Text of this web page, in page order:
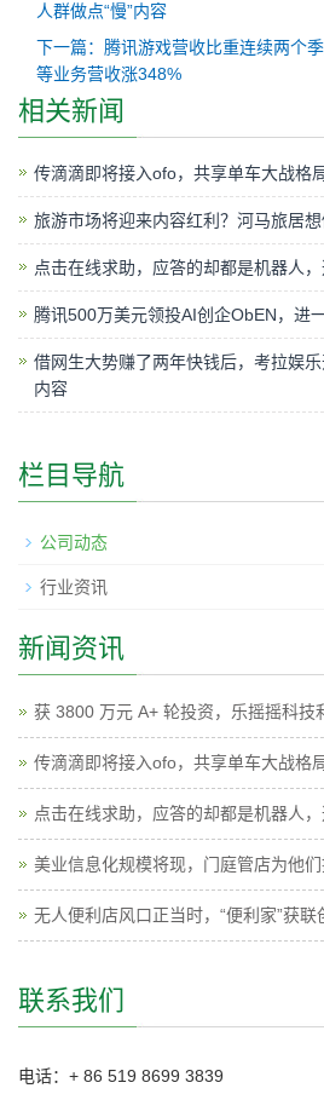
人群做点“慢”内容
下一篇：腾讯游戏营收比重连续两个
等业务营收涨348%
相关新闻
传滴滴即将接入ofo，共享单车大战格
旅游市场将迎来内容红利？河马旅居想
点击在线求助，应答的却都是机器人，
腾讯500万美元领投AI创企ObEN，进
借网生大势赚了两年快钱后，考拉娱
内容
栏目导航
公司动态
行业资讯
新闻资讯
传滴滴即将接入ofo，共享单车大战格
点击在线求助，应答的却都是机器人，
美业信息化规模将现，门庭管店为他
联系我们
电话：+ 86 519 8699 3839